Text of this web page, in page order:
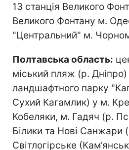
13 станція Великого
Великого Фонтану м.
"Центральний" м.
Полтавська область:
міський пляж (р. Дніпро)
ландшафтного парку
Сухий Кагамлик) у м.
Кобеляки, м. Гадяч (р.
Білики та Нові Санжари
Світлогірське